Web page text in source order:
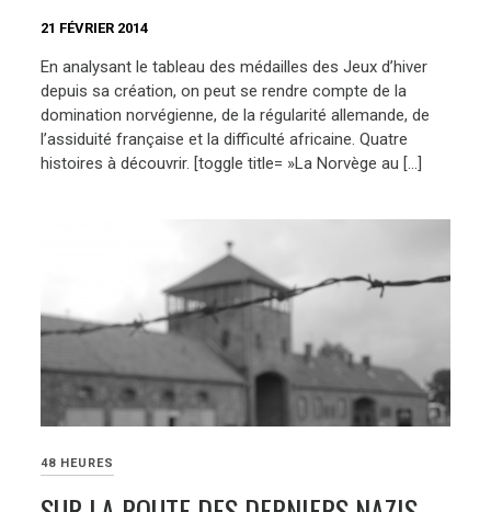
21 FÉVRIER 2014
En analysant le tableau des médailles des Jeux d’hiver
depuis sa création, on peut se rendre compte de la
domination norvégienne, de la régularité allemande, de
l’assiduité française et la difficulté africaine. Quatre
histoires à découvrir. [toggle title= »La Norvège au […]
48 HEURES